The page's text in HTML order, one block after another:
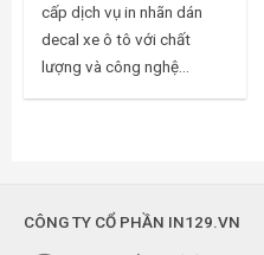
cấp dịch vụ in nhãn dán
decal xe ô tô với chất
lượng và công nghệ...
CÔNG TY CỔ PHẦN IN129.VN